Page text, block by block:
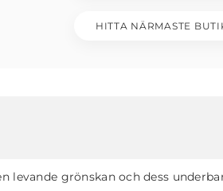
HITTA NÄRMASTE
grönskan och dess